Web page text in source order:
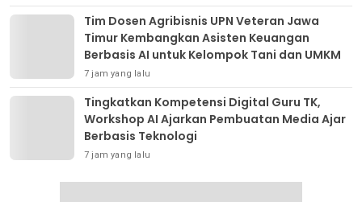
Tim Dosen Agribisnis UPN Veteran Jawa
Timur Kembangkan Asisten Keuangan
Berbasis AI untuk Kelompok Tani dan UMKM
7 jam yang lalu
Tingkatkan Kompetensi Digital Guru TK,
Workshop AI Ajarkan Pembuatan Media Ajar
Berbasis Teknologi
7 jam yang lalu